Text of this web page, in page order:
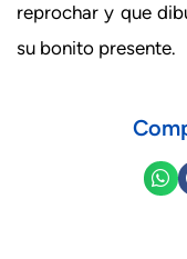
reprochar y que
su bonito presente.